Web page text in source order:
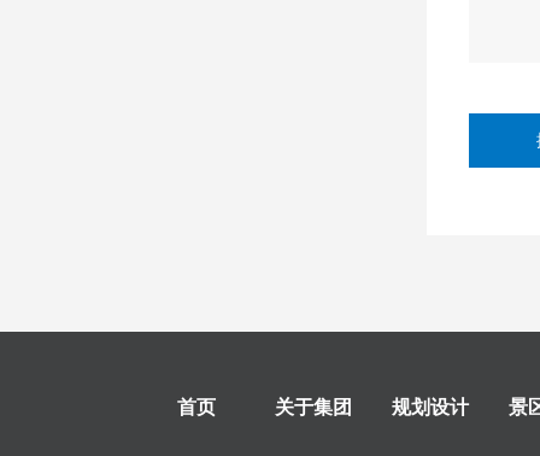
首页 关于集团 规划设计 景